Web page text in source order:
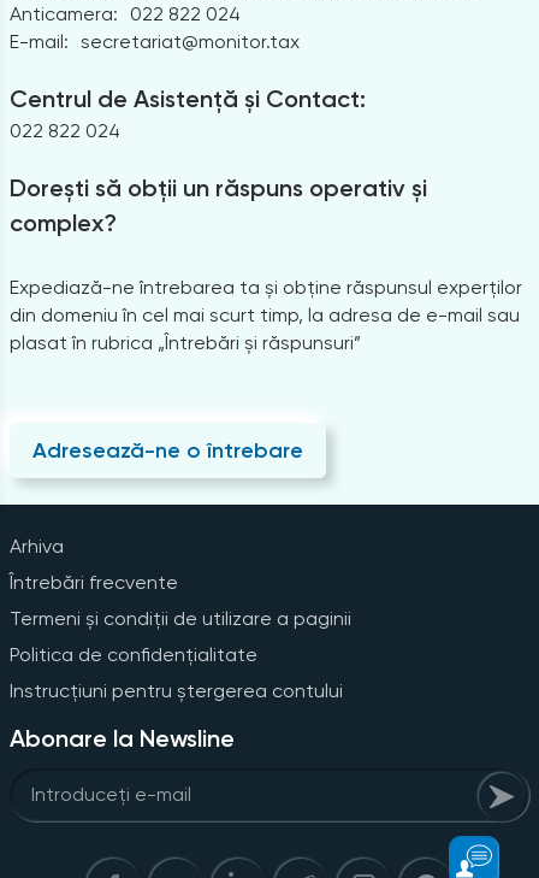
Anticamera:
022 822 024
E-mail: secretariat@monitor.tax
Centrul de Asistență și Contact:
022 822 024
Dorești să obții un răspuns operativ și
complex?
Expediază-ne întrebarea ta și obține răspunsul experților
din domeniu în cel mai scurt timp, la adresa de e-mail sau
plasat în rubrica „Întrebări și răspunsuri”
Adresează-ne o întrebare
Arhiva
Întrebări frecvente
Termeni și condiții de utilizare a paginii
Politica de confidențialitate
Instrucțiuni pentru ștergerea contului
Abonare la Newsline